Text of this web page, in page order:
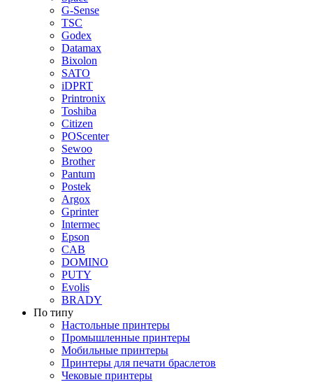
G-Sense
TSC
Godex
Datamax
Bixolon
SATO
iDPRT
Printronix
Toshiba
Citizen
POScenter
Sewoo
Brother
Pantum
Postek
Argox
Gprinter
Intermec
Epson
CAB
DOMINO
PUTY
Evolis
BRADY
По типу
Настольные принтеры
Промышленные принтеры
Мобильные принтеры
Принтеры для печати браслетов
Чековые принтеры